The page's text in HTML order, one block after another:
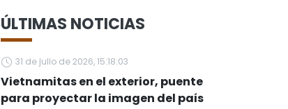
ÚLTIMAS NOTICIAS
31 de julio de 2026, 15:18:03
Vietnamitas en el exterior, puente
para proyectar la imagen del país